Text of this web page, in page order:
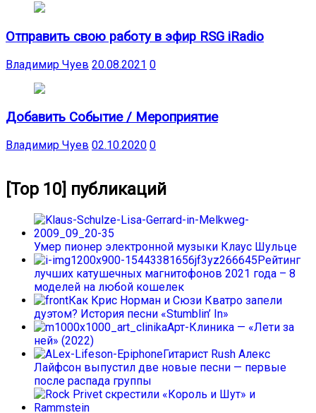
Отправить свою работу в эфир RSG iRadio
Владимир Чуев 20.08.2021 0
Добавить Событие / Мероприятие
Владимир Чуев 02.10.2020 0
[Top 10] публикаций
Умер пионер электронной музыки Клаус Шульце
Рейтинг
лучших катушечных магнитофонов 2021 года – 8
моделей на любой кошелек
Как Крис Норман и Сюзи Кватро запели
дуэтом? История песни «Stumblin’ In»
Арт-Клиника — «Лети за
ней» (2022)
Гитарист Rush Алекс
Лайфсон выпустил две новые песни — первые
после распада группы